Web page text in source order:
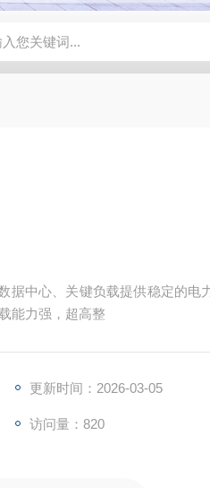
书 AK-SAT-Tt11
据中心、关键负载提供稳定的电
能力强，超高整
更新时间：2026-03-05
访问量： 820